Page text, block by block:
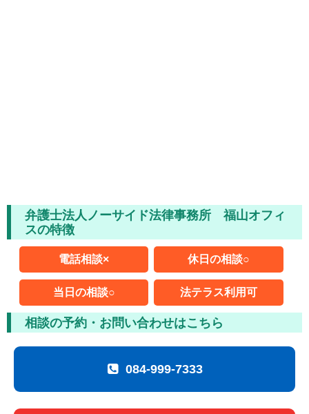
弁護士法人ノーサイド法律事務所 福山オフィ
スの特徴
電話相談× 休日の相談○
当日の相談○ 法テラス利用可
相談の予約・お問い合わせはこちら
084-999-7333
後遺障害の体験談
弁護士費用を知る
弁護士を探す
弁護士に相談[無料]